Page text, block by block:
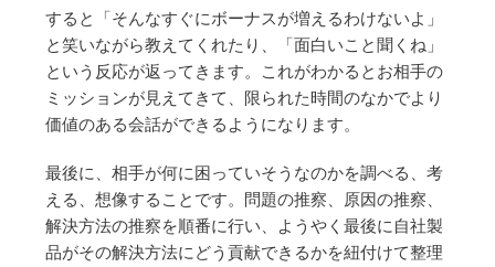
すると「そんなすぐにボーナスが増えるわけないよ」
と笑いながら教えてくれたり、「面白いこと聞くね」
という反応が返ってきます。これがわかるとお相手の
ミッションが見えてきて、限られた時間のなかでより
価値のある会話ができるようになります。
最後に、相手が何に困っていそうなのかを調べる、考
える、想像することです。問題の推察、原因の推察、
解決方法の推察を順番に行い、ようやく最後に自社製
品がその解決方法にどう貢献できるかを紐付けて整理